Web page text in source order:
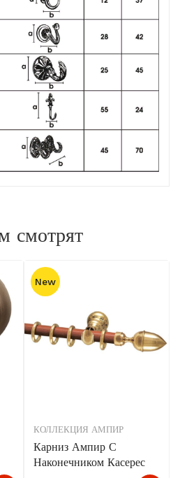
смотрят
New
КОЛЛЕКЦИЯ АМПИР
Карниз Ампир С
Наконечником Касерес